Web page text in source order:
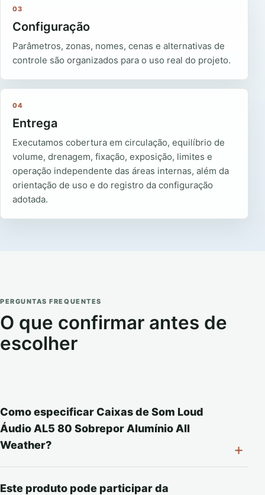
03
Configuração
Parâmetros, zonas, nomes, cenas e alternativas de
controle são organizados para o uso real do projeto.
04
Entrega
Executamos cobertura em circulação, equilíbrio de
volume, drenagem, fixação, exposição, limites e
operação independente das áreas internas, além da
orientação de uso e do registro da configuração
adotada.
PERGUNTAS FREQUENTES
O que confirmar antes de
escolher
Como especificar Caixas de Som Loud
Áudio AL5 80 Sobrepor Alumínio All
Weather?
Este produto pode participar da